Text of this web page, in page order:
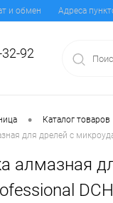
и обмен Адреса
92
• Каталог товаров
для дрелей с
алмазная